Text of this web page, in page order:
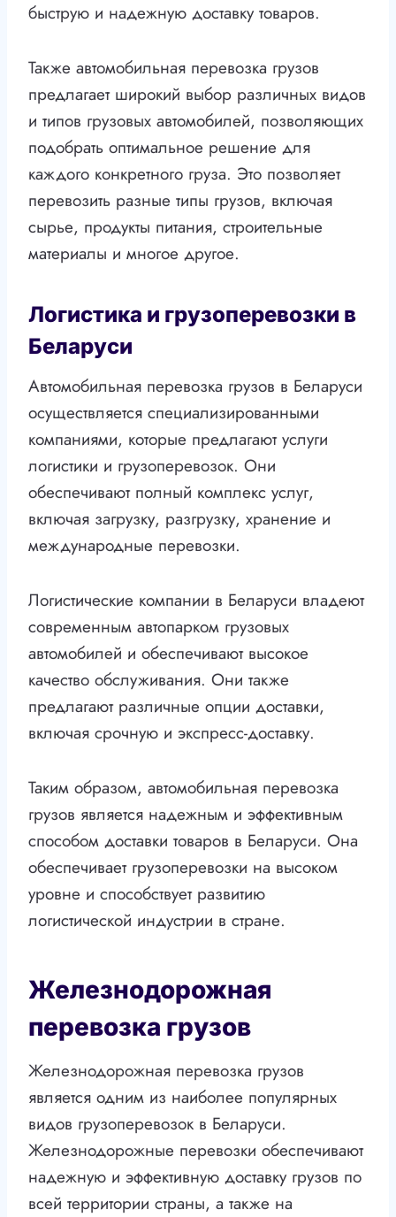
быструю и надежную доставку товаров.
Также автомобильная перевозка грузов
предлагает широкий выбор различных видов
и типов грузовых автомобилей, позволяющих
подобрать оптимальное решение для
каждого конкретного груза. Это позволяет
перевозить разные типы грузов, включая
сырье, продукты питания, строительные
материалы и многое другое.
Логистика и грузоперевозки в
Беларуси
Автомобильная перевозка грузов в Беларуси
осуществляется специализированными
компаниями, которые предлагают услуги
логистики и грузоперевозок. Они
обеспечивают полный комплекс услуг,
включая загрузку, разгрузку, хранение и
международные перевозки.
Логистические компании в Беларуси владеют
современным автопарком грузовых
автомобилей и обеспечивают высокое
качество обслуживания. Они также
предлагают различные опции доставки,
включая срочную и экспресс-доставку.
Таким образом, автомобильная перевозка
грузов является надежным и эффективным
способом доставки товаров в Беларуси. Она
обеспечивает грузоперевозки на высоком
уровне и способствует развитию
логистической индустрии в стране.
Железнодорожная
перевозка грузов
Железнодорожная перевозка грузов
является одним из наиболее популярных
видов грузоперевозок в Беларуси.
Железнодорожные перевозки обеспечивают
надежную и эффективную доставку грузов по
всей территории страны, а также на